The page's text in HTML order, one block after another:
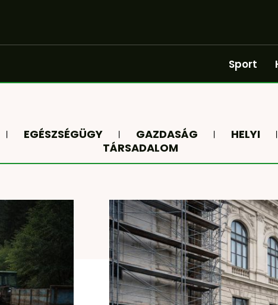
Sport
EGÉSZSÉGÜGY GAZDASÁG HELYI
TÁRSADALOM